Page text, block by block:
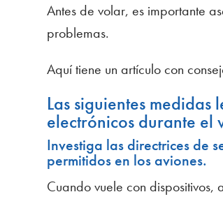
Antes de volar, es importante
problemas.
Aquí tiene un artículo con
Las siguientes
electrónicos durante el
Investiga las directrices de
permitidos en los aviones.
Cuando vuele con dispositivos,